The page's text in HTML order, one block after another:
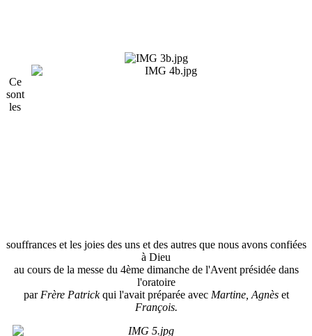
Ce
sont
les
souffrances et les joies des uns et des autres que nous avons confiées
à Dieu
au cours de la messe du 4ème dimanche de l'Avent présidée dans
l'oratoire
par Frère Patrickqui l'avait préparée avec Martine, Agnèset
François.